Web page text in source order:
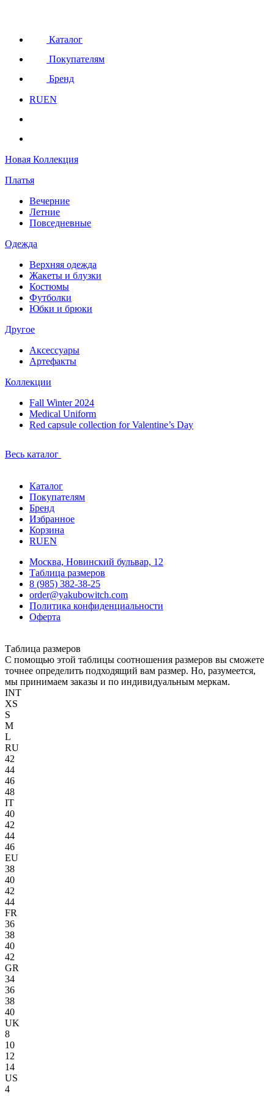
Каталог
Покупателям
Бренд
RUEN
Новая Коллекция
Платья
Вечерние
Летние
Повседневные
Одежда
Верхняя одежда
Жакеты и блузки
Костюмы
Футболки
Юбки и брюки
Другое
Аксессуары
Артефакты
Коллекции
Fall Winter 2024
Medical Uniform
Red capsule collection for Valentine’s Day
Весь каталог
Каталог
Покупателям
Бренд
Избранное
Корзина
RUEN
Москва, Новинский бульвар, 12
Таблица размеров
8 (985) 382-38-25
order@yakubowitch.com
Политика конфиденциальности
Оферта
Таблица размеров
С помощью этой таблицы соотношения размеров вы сможете
точнее определить подходящий вам размер. Но, разумеется,
мы принимаем заказы и по индивидуальным меркам.
INT
XS
S
M
L
RU
42
44
46
48
IT
40
42
44
46
EU
38
40
42
44
FR
36
38
40
42
GR
34
36
38
40
UK
8
10
12
14
US
4